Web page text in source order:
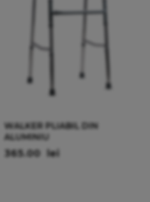
WALKER PLIABIL DIN
ALUMINIU
365.00 lei